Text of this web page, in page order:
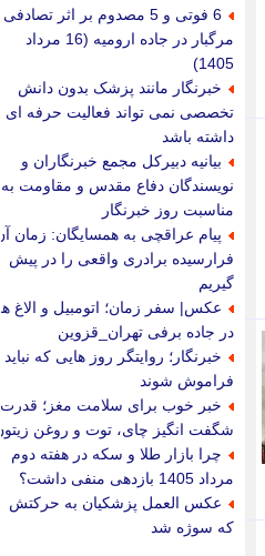
6 فوتی و 5 مصدوم بر اثر تصادفی
مرگبار در جاده ارومیه (16 مرداد
1405)
خبرنگار مانند پزشک بدون دانش
تخصصی نمی تواند فعالیت حرفه ای
داشته باشد
بیانیه دبیرکل مجمع خبرنگاران و
نویسندگان دفاع مقدس و مقاومت به
مناسبت روز خبرنگار
پیام عراقچی به همسایگان: زمان آن
فرارسیده برادری واقعی را در پیش
گیریم
عکس| سفر زمان؛ اتومبیل و الاغ ها
در جاده برفی تهران_قزوین
خبرنگار؛ روایتگر روز هایی که نباید
فراموش شوند
خبر خوب برای سلامت مغز؛ قدرت
شگفت انگیز چای، توت و روغن زیتون
چرا بازار طلا و سکه در هفته دوم
مرداد 1405 بازدهی منفی داشت؟
عکس العمل پزشکیان به حرکتش
که سوژه شد